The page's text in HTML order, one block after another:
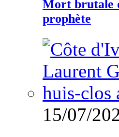
Mort brutale
prophète
15/07/